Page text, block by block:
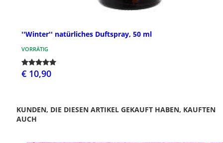
''Winter'' natürliches Duftspray, 50 ml
VORRÄTIG
€ 10,90
KUNDEN, DIE DIESEN ARTIKEL GEKAUFT HABEN, KAUFTEN
AUCH